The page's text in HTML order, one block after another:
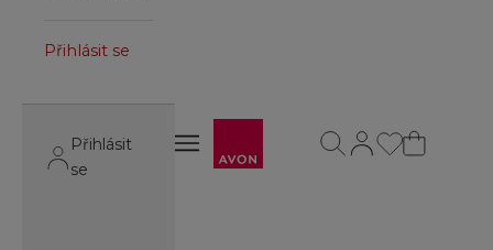
Otevřít navigační menu
Otevřít navigační menu
Otevřít stránku
Otevřít vyhledávání
Přihlásit se
Přihlásit
se